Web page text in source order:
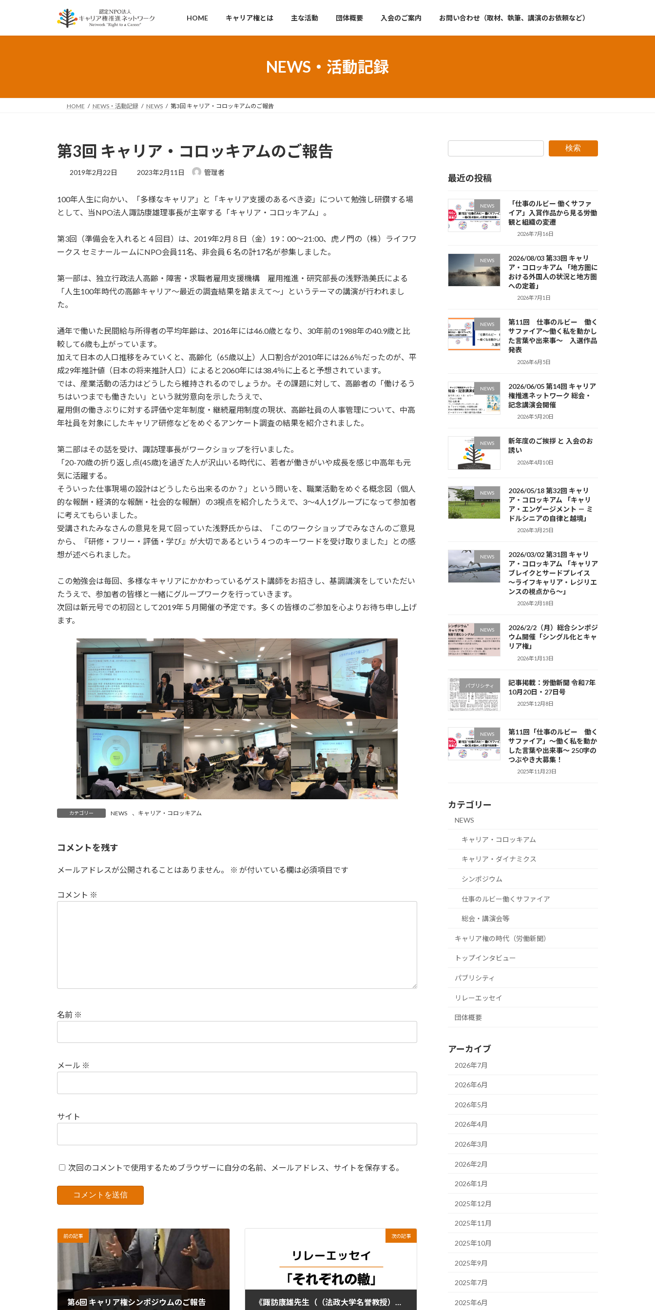
ッ
移
HOME キャリア権とは 主な活動 団体概要 入会のご案内 お問い合わせ（取材、執筆、講演のお依頼など）
NEWS・活動記録
HOME NEWS・活動記録 NEWS 第3回 キャリア・コロッキアムのご報告
第3回 キャリア・コロッキアムのご報告
2019年2月22日
最
新
日
2023年2月11日 管理者
100年人生に向かい、「多様なキャリア」と「キャリア支援のあるべき姿」について勉強し研鑽する場
として、当NPO法人諏訪康雄理事長が主宰する「キャリア・コロッキアム」。
第3回（準備会を入れると４回目）は、2019年2月８日（金）19：00～21:00、虎ノ門の（株）ライフワ
ークス セミナールームにNPO会員11名、非会員６名の計17名が参集しました。
第一部は、独立行政法人高齢・障害・求職者雇用支援機構 雇用推進・研究部長の浅野浩美氏による
「人生100年時代の高齢キャリア～最近の調査結果を踏まえて～」というテーマの講演が行われまし
た。
通年で働いた民間給与所得者の平均年齢は、2016年には46.0歳となり、30年前の1988年の40.9歳と比
較して6歳も上がっています。
加えて日本の人口推移をみていくと、高齢化（65歳以上）人口割合が2010年には26.6％だったのが、平
成29年推計値（日本の将来推計人口）によると2060年には38.4％に上ると予想されています。
では、産業活動の活力はどうしたら維持されるのでしょうか。その課題に対して、高齢者の「働けるう
ちはいつまでも働きたい」という就労意向を示したうえで、
雇用側の働きぶりに対する評価や定年制度・継続雇用制度の現状、高齢社員の人事管理について、中高
年社員を対象にしたキャリア研修などをめぐるアンケート調査の結果を紹介されました。
第二部はその話を受け、諏訪理事長がワークショップを行いました。
「20-70歳の折り返し点(45歳)を過ぎた人が沢山いる時代に、若者が働きがいや成長を感じ中高年も元
気に活躍する。
そういった仕事現場の設計はどうしたら出来るのか？」という問いを、職業活動をめぐる概念図（個人
的な報酬・経済的な報酬・社会的な報酬）の3視点を紹介したうえで、3～4人1グループになって参加者
に考えてもらいました。
受講されたみなさんの意見を見て回っていた浅野氏からは、「このワークショップでみなさんのご意見
から、『研修・フリー・評価・学び』が大切であるという４つのキーワードを受け取りました」との感
想が述べられました。
この勉強会は毎回、多様なキャリアにかかわっているゲスト講師をお招きし、基調講演をしていただい
たうえで、参加者の皆様と一緒にグループワークを行っていきます。
次回は新元号での初回として2019年５月開催の予定です。多くの皆様のご参加を心よりお待ち申し上げ
ます。
カテゴリー NEWS 、 キャリア・コロッキアム
コメントを残す
メールアドレスが公開されることはありません。 ※ が付いている欄は必須項目です
コメント ※
名前 ※
メール ※
サイト
次回のコメントで使用するためブラウザーに自分の名前、メールアドレス、サイトを保存する。
前の記事
第6回 キャリア権シンポジウムのご報告
次の記事
検索
最近の投稿
NEWS
「仕事のルビー 働くサファ
イア」入賞作品から見る労働
観と組織の変遷
2026年7月16日
NEWS
2026/08/03 第33回 キャリ
ア・コロッキアム 「地方圏に
おける外国人の状況と地方圏
への定着」
2026年7月1日
NEWS
第11回 仕事のルビー 働く
サファイア～働く私を動かし
た言葉や出来事～ 入選作品
発表
2026年6月5日
NEWS
2026/06/05 第14回 キャリア
権推進ネットワーク 総会・
記念講演会開催
2026年5月20日
NEWS
新年度のご挨拶 と 入会のお
誘い
2026年4月10日
NEWS
2026/05/18 第32回 キャリ
ア・コロッキアム 「キャリ
ア・エンゲージメント － ミ
ドルシニアの自律と越境」
2026年3月25日
NEWS
2026/03/02 第31回 キャリ
ア・コロッキアム 「キャリア
ブレイクとサードプレイス
～ライフキャリア・レジリエ
ンスの視点から～」
2026年2月18日
NEWS
2026/2/2（月）総合シンポジ
ウム開催「シングル化とキャ
リア権」
2026年1月13日
パブリシティ
記事掲載：労働新聞 令和7年
10月20日・27日号
2025年12月8日
NEWS
第11回「仕事のルビー 働く
サファイア」～働く私を動か
した言葉や出来事～ 250字の
つぶやき大募集！
2025年11月23日
カテゴリー
NEWS
キャリア・コロッキアム
キャリア・ダイナミクス
シンポジウム
仕事のルビー働くサファイア
総会・講演会等
キャリア権の時代（労働新聞）
トップインタビュー
パブリシティ
リレーエッセイ
団体概要
アーカイブ
2026年7月
2026年6月
2026年5月
2026年4月
2026年3月
2026年2月
2026年1月
2025年12月
2025年11月
2025年10月
2025年9月
2025年7月
2025年6月